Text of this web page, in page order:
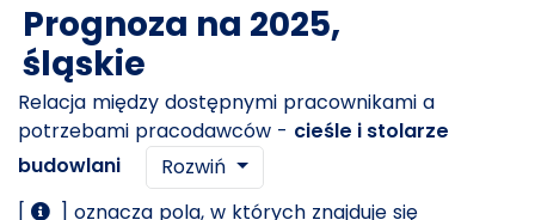
Prognoza na 2025,
śląskie
Relacja między dostępnymi pracownikami a
potrzebami pracodawców - cieśle i stolarze
budowlani
Rozwiń
[
] oznacza pola, w których znajduje się